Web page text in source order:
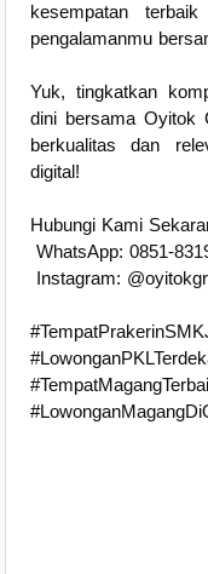
kesempatan
pengalamanmu
Yuk, tingkatkan
dini bersama Oyitok
berkualitas dan
digital!
Hubungi Kami
WhatsApp: 0851-
Instagram: